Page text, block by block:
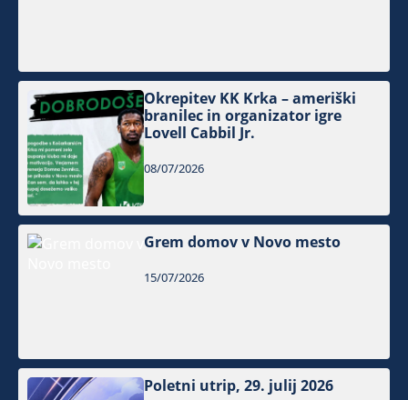
Okrepitev KK Krka – ameriški
branilec in organizator igre
Lovell Cabbil Jr.
08/07/2026
Grem domov v Novo mesto
15/07/2026
Poletni utrip, 29. julij 2026